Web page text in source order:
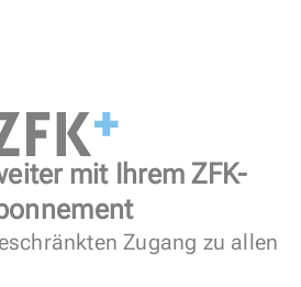
mit Ihrem ZFK-
Zugang zu allen